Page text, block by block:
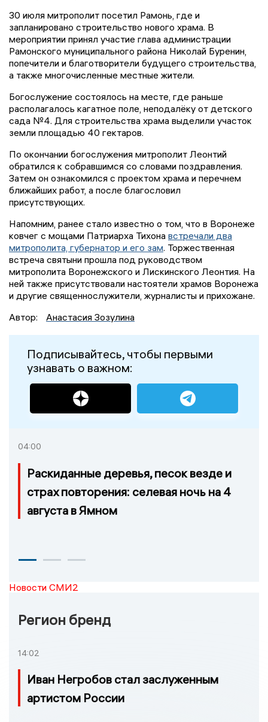
30 июля митрополит посетил Рамонь, где и
запланировано строительство нового храма. В
мероприятии принял участие глава администрации
Рамонского муниципального района Николай Буренин,
попечители и благотворители будущего строительства,
а также многочисленные местные жители.
Богослужение состоялось на месте, где раньше
располагалось кагатное поле, неподалёку от детского
сада №4. Для строительства храма выделили участок
земли площадью 40 гектаров.
По окончании богослужения митрополит Леонтий
обратился к собравшимся со словами поздравления.
Затем он ознакомился с проектом храма и перечнем
ближайших работ, а после благословил
присутствующих.
Напомним, ранее стало известно о том, что в Воронеже
ковчег с мощами Патриарха Тихона встречали два
митрополита, губернатор и его зам. Торжественная
встреча святыни прошла под руководством
митрополита Воронежского и Лискинского Леонтия. На
ней также присутствовали настоятели храмов Воронежа
и другие священнослужители, журналисты и прихожане.
Автор:
Анастасия Зозулина
Подписывайтесь, чтобы первыми
узнавать о важном:
04:00
Раскиданные деревья, песок везде и
страх повторения: селевая ночь на 4
августа в Ямном
Новости СМИ2
Регион бренд
14:02
Иван Негробов стал заслуженным
артистом России